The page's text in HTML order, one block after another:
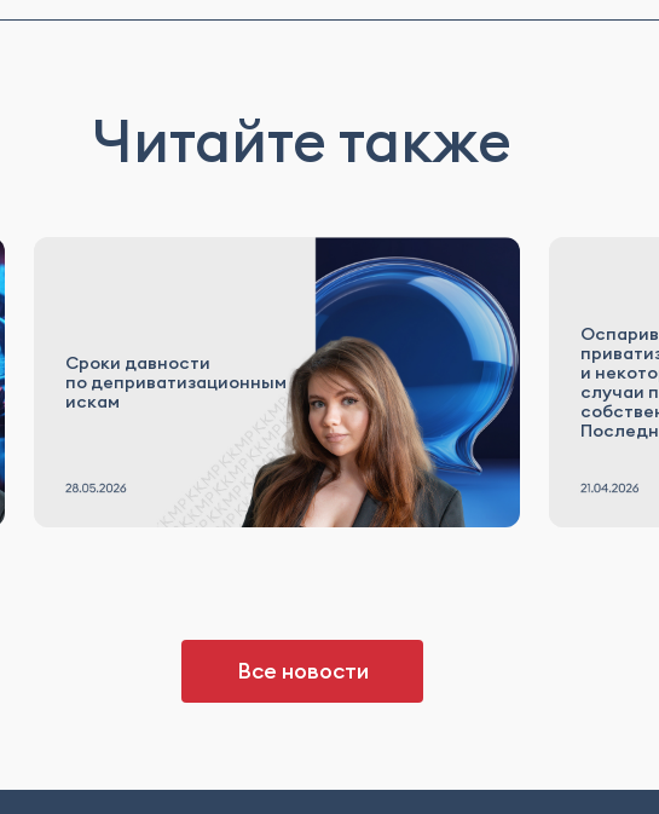
Читайте также
Сроки давности
по деприватизационным
искам
и
случаи
Все новости